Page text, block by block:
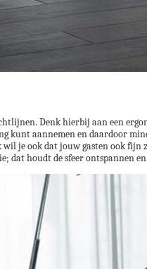
Denk hierbij aan een
kunt aannemen en daardoor
je ook dat jouw gasten ook fijn
dat houdt de sfeer ontspannen